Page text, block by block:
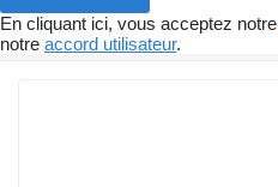
En cliquant ici, vous acceptez notre
notre accord utilisateur.